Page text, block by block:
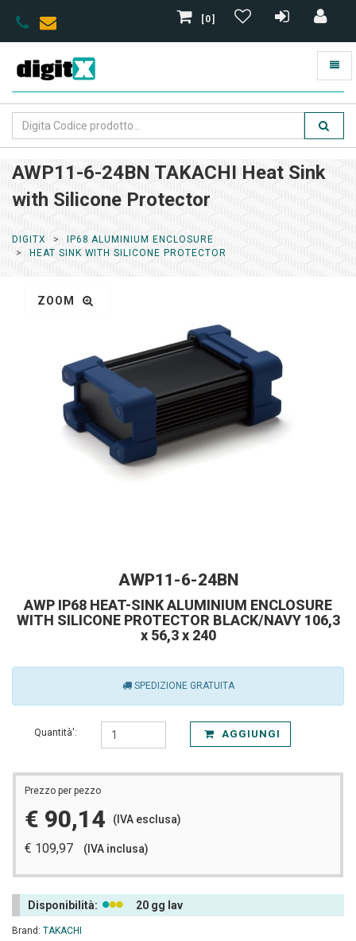
[0]
AWP11-6-24BN TAKACHI Heat Sink
with Silicone Protector
DIGITX
IP68 ALUMINIUM ENCLOSURE
HEAT SINK WITH SILICONE PROTECTOR
ZOOM
AWP11-6-24BN
AWP IP68 HEAT-SINK ALUMINIUM ENCLOSURE
WITH SILICONE PROTECTOR BLACK/NAVY 106,3
x 56,3 x 240
SPEDIZIONE GRATUITA
Quantità': AGGIUNGI
Prezzo per pezzo
€ 90,14 (IVA esclusa)
€ 109,97 (IVA inclusa)
Disponibilità: 20 gg lav
Brand: TAKACHI